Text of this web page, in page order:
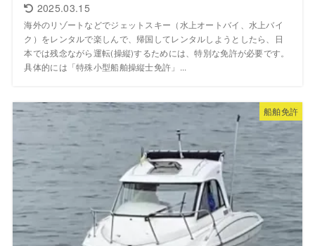
2025.03.15
海外のリゾートなどでジェットスキー（水上オートバイ、水上バイ
ク）をレンタルで楽しんで、帰国してレンタルしようとしたら、日
本では残念ながら運転(操縦)するためには、特別な免許が必要です。
具体的には「特殊小型船舶操縦士免許」...
船舶免許